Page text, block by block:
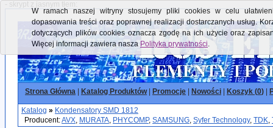
- skrypt z jasnym tłem:
Strona Główna Katalog Produktów| Promocje Nowości Koszyk (0)
Katalog » Kondensatory SMD 1812
Producent:AVX, MURATA, PHYCOMP, SAMSUNG, Syfer Technology, TDK,
W ramach naszej witryny stosujemy pliki cookies w celu
dopasowania treści oraz poprawnej realizacji dostarczanych usług.
dotyczących plików cookies oznacza zgodę na ich użycie oraz
Więcej informacji zawiera nasza Polityka prywatności.